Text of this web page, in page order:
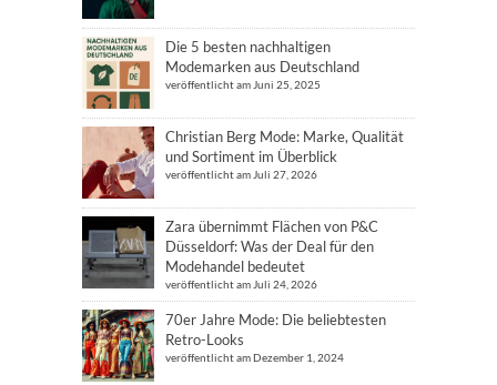
Die 5 besten nachhaltigen
Modemarken aus Deutschland
veröffentlicht am Juni 25, 2025
Christian Berg Mode: Marke, Qualität
und Sortiment im Überblick
veröffentlicht am Juli 27, 2026
Zara übernimmt Flächen von P&C
Düsseldorf: Was der Deal für den
Modehandel bedeutet
veröffentlicht am Juli 24, 2026
70er Jahre Mode: Die beliebtesten
Retro-Looks
veröffentlicht am Dezember 1, 2024